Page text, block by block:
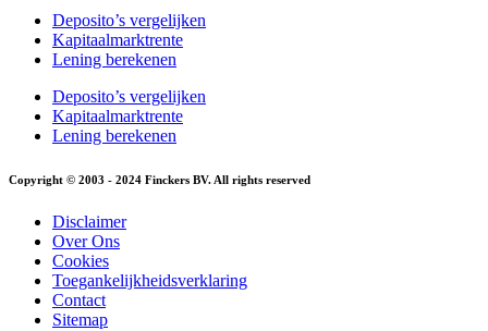
Deposito’s vergelijken
Kapitaalmarktrente
Lening berekenen
Deposito’s vergelijken
Kapitaalmarktrente
Lening berekenen
Copyright © 2003 - 2024 Finckers BV. All rights reserved
Disclaimer
Over Ons
Cookies
Toegankelijkheidsverklaring
Contact
Sitemap